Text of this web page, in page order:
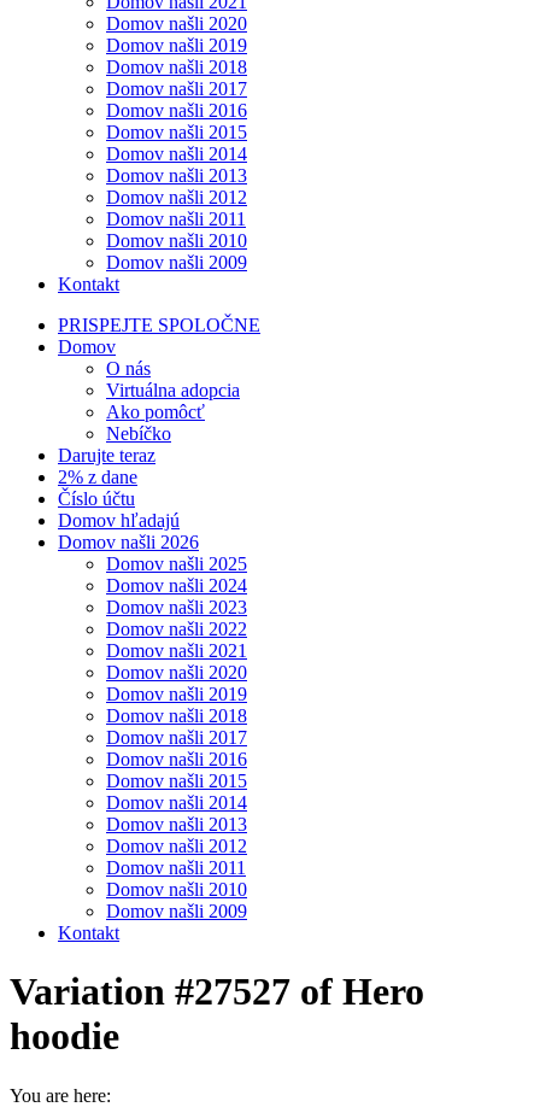
Domov našli 2020
Domov našli 2019
Domov našli 2018
Domov našli 2017
Domov našli 2016
Domov našli 2015
Domov našli 2014
Domov našli 2013
Domov našli 2012
Domov našli 2011
Domov našli 2010
Domov našli 2009
Kontakt
PRISPEJTE SPOLOČNE
Domov
O nás
Virtuálna adopcia
Ako pomôcť
Nebíčko
Darujte teraz
2% z dane
Číslo účtu
Domov hľadajú
Domov našli 2026
Domov našli 2025
Domov našli 2024
Domov našli 2023
Domov našli 2022
Domov našli 2021
Domov našli 2020
Domov našli 2019
Domov našli 2018
Domov našli 2017
Domov našli 2016
Domov našli 2015
Domov našli 2014
Domov našli 2013
Domov našli 2012
Domov našli 2011
Domov našli 2010
Domov našli 2009
Kontakt
Variation #27527 of Hero
hoodie
You are here: